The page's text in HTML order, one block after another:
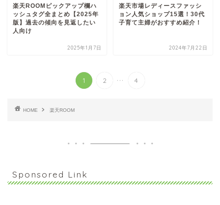
楽天ROOMピックアップ欄ハ
ッシュタグ全まとめ【2025年
版】過去の傾向を見返したい
人向け
2025年1月7日
楽天市場レディースファッシ
ョン人気ショップ15選！30代
子育て主婦がおすすめ紹介！
2024年7月22日
1 2 ... 4
HOME 楽天ROOM
Sponsored Link